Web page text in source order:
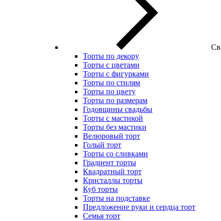
Торты по декору
Торты с цветами
Торты с фигурками
Торты по стилям
Торты по цвету
Торты по размерам
Годовщины свадьбы
Торты с мастикой
Торты без мастики
Велюровый торт
Голый торт
Торты со сливками
Градиент торты
Квадратный торт
Кристаллы торты
Куб торты
Торты на подставке
Предложение руки и сердца торт
Семья торт